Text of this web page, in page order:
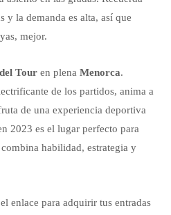
y la demanda es alta, así que
mejor.
Tour en plenaMenorca.
de los partidos, anima a
de una experiencia deportiva
2023 es el lugar perfecto para
habilidad, estrategia y
enlace para adquirir tus entradas